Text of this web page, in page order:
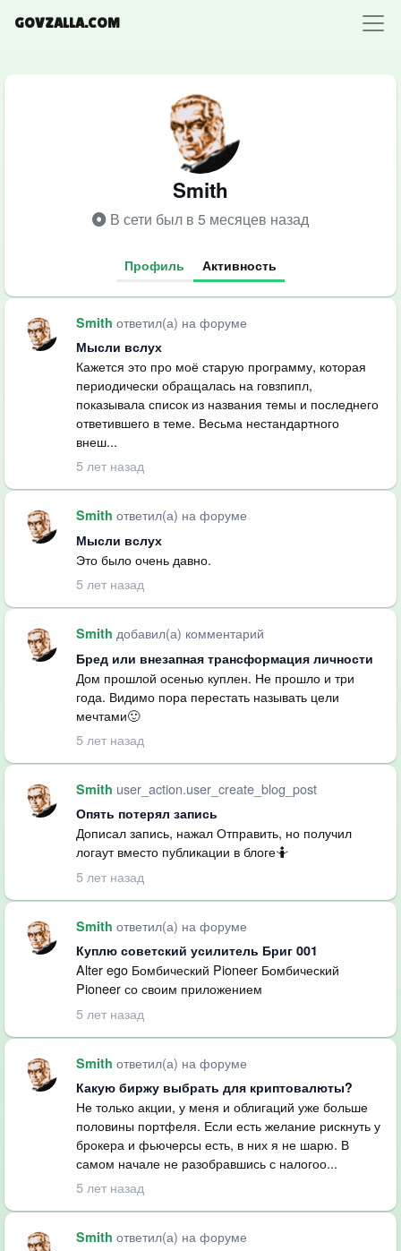
GOVZALLA.COM
Smith
В сети был в 5 месяцев назад
Профиль Активность
Smith ответил(а) на форуме
Мысли вслух
Кажется это про моё старую программу, которая
периодически обращалась на говзпипл,
показывала список из названия темы и последнего
ответившего в теме. Весьма нестандартного
внеш...
5 лет назад
Smith ответил(а) на форуме
Мысли вслух
Это было очень давно.
5 лет назад
Smith добавил(а) комментарий
Бред или внезапная трансформация личности
Дом прошлой осенью куплен. Не прошло и три
года. Видимо пора перестать называть цели
мечтами🙂
5 лет назад
Smith user_action.user_create_blog_post
Опять потерял запись
Дописал запись, нажал Отправить, но получил
логаут вместо публикации в блоге🤷
5 лет назад
Smith ответил(а) на форуме
Куплю советский усилитель Бриг 001
Alter ego Бомбический Pioneer Бомбический
Pioneer со своим приложением
5 лет назад
Smith ответил(а) на форуме
Какую биржу выбрать для криптовалюты?
Не только акции, у меня и облигаций уже больше
половины портфеля. Если есть желание рискнуть у
брокера и фьючерсы есть, в них я не шарю. В
самом начале не разобравшись с налогоо...
5 лет назад
Smith ответил(а) на форуме